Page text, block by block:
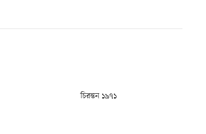
চিরন্তন ১৯৭১